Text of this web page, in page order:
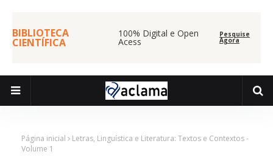
BIBLIOTECA
CIENTÍFICA
100% Digital e Open
Acess
Pesquise
Agora
Página inicial
Letras, Linguística e Literatura: Textos e Contextos -
Volume 1